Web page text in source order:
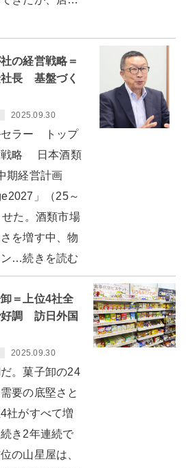
の経営戦略＝
社長 基盤づく
2025.09.30
ラー トップ
戦略 日本酒類
期経営計画
」（25～
た。酒類市場
を増す中、物
…続きを読む
＝上位4社全
調 訪日外国
2025.09.30
。菓子卸の24
要の底堅さと
社がすべて増
き2年連続で
の山星屋は、